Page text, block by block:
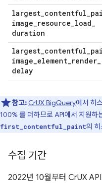
largest_contentful_
image_resource_load_
duration
largest_contentful_
image_element_render_
delay
참고: CrUX BigQuery에서 히
100% 를 더하므로 API에서 지원하
first_contentful_paint의
수집 기간
2022년 10월부터 CrUX